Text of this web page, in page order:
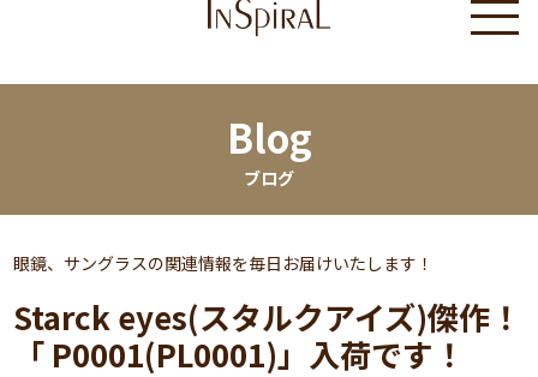
Blog
ブログ
眼鏡、サングラスの関連情報を毎日お届けいたします！
Starck eyes(スタルクアイズ)傑作！
「 P0001(PL0001)」入荷です！